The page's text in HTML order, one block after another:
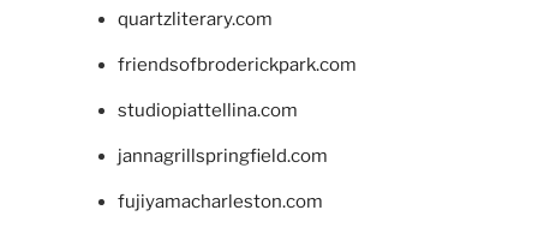
quartzliterary.com
friendsofbroderickpark.com
studiopiattellina.com
jannagrillspringfield.com
fujiyamacharleston.com